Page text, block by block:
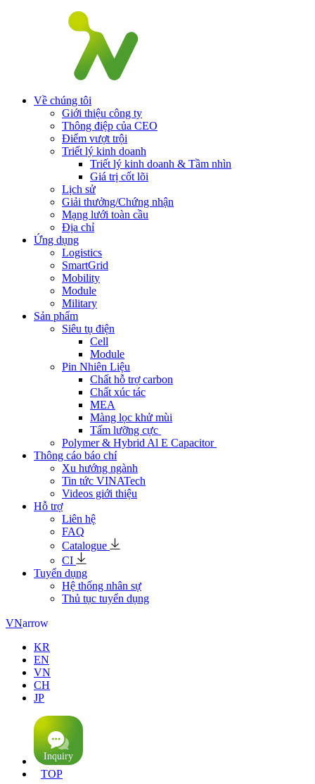
Về chúng tôi
Giới thiệu công ty
Thông điệp của CEO
Điểm vượt trội
Triết lý kinh doanh
Triết lý kinh doanh & Tầm nhìn
Giá trị cốt lõi
Lịch sử
Giải thưởng/Chứng nhận
Mạng lưới toàn cầu
Địa chỉ
Ứng dụng
Logistics
SmartGrid
Mobility
Module
Military
Sản phẩm
Siêu tụ điện
Cell
Module
Pin Nhiên Liệu
Chất hỗ trợ carbon
Chất xúc tác
MEA
Màng lọc khử mùi
Tấm lưỡng cực
Polymer & Hybrid Al E Capacitor
Thông cáo báo chí
Xu hướng ngành
Tin tức VINATech
Videos giới thiệu
Hỗ trợ
Liên hệ
FAQ
Catalogue
CI
Tuyển dụng
Hệ thống nhân sự
Thủ tục tuyển dụng
VNarrow
KR
EN
VN
CH
JP
TOP